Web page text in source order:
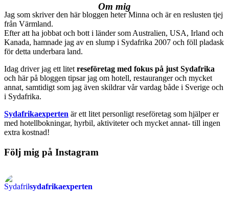
Om mig
Jag som skriver den här bloggen heter Minna och är en reslusten tjej
från Värmland.
Efter att ha jobbat och bott i länder som Australien, USA, Irland och
Kanada, hamnade jag av en slump i Sydafrika 2007 och föll pladask
för detta underbara land.
Idag driver jag ett litet reseföretag med fokus på just Sydafrika
och här på bloggen tipsar jag om hotell, restauranger och mycket
annat, samtidigt som jag även skildrar vår vardag både i Sverige och
i Sydafrika.
Sydafrikaexperten är ett litet personligt reseföretag som hjälper er
med hotellbokningar, hyrbil, aktiviteter och mycket annat- till ingen
extra kostnad!
Följ mig på Instagram
sydafrikaexperten